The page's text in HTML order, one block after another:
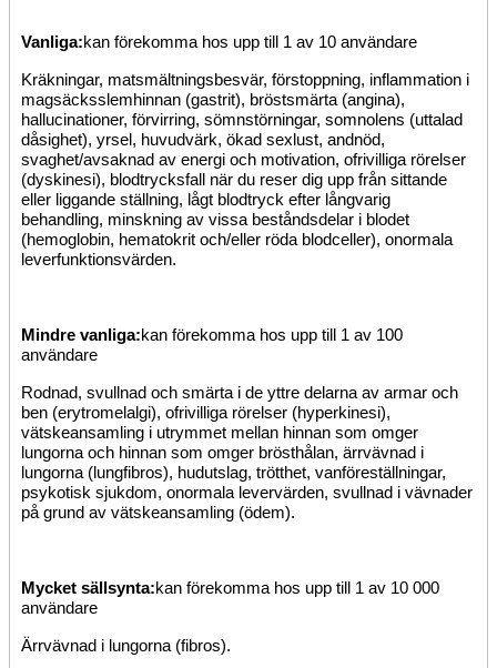
Vanliga:kan förekomma hos upp till 1 av 10 användare
Kräkningar, matsmältningsbesvär, förstoppning, inflammation i
magsäcksslemhinnan (gastrit), bröstsmärta (angina),
hallucinationer, förvirring, sömnstörningar, somnolens (uttalad
dåsighet), yrsel, huvudvärk, ökad sexlust, andnöd,
svaghet/avsaknad av energi och motivation, ofrivilliga rörelser
(dyskinesi), blodtrycksfall när du reser dig upp från sittande
eller liggande ställning, lågt blodtryck efter långvarig
behandling, minskning av vissa beståndsdelar i blodet
(hemoglobin, hematokrit och/eller röda blodceller), onormala
leverfunktionsvärden.
Mindre vanliga:kan förekomma hos upp till 1 av 100
användare
Rodnad, svullnad och smärta i de yttre delarna av armar och
ben (erytromelalgi), ofrivilliga rörelser (hyperkinesi),
vätskeansamling i utrymmet mellan hinnan som omger
lungorna och hinnan som omger brösthålan, ärrvävnad i
lungorna (lungfibros), hudutslag, trötthet, vanföreställningar,
psykotisk sjukdom, onormala levervärden, svullnad i vävnader
på grund av vätskeansamling (ödem).
Mycket sällsynta:kan förekomma hos upp till 1 av 10 000
användare
Ärrvävnad i lungorna (fibros).